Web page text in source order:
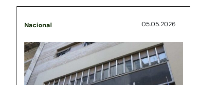
Nacional 05.05.2026